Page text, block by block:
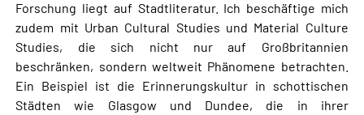
Forschung liegt auf Stadtliteratur. Ich beschäftige mich
zudem mit Urban Cultural Studies und Material Culture
Studies, die sich nicht nur auf Großbritannien
beschränken, sondern weltweit Phänomene betrachten.
Ein Beispiel ist die Erinnerungskultur in schottischen
Städten wie Glasgow und Dundee, die in ihrer